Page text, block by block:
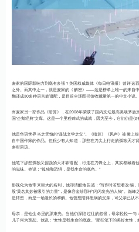
麦家的国际影响力到底有多强？英国权威媒体《每日电讯报》曾评选
之外。而其中之一，就是麦家的《解密》——这是榜单上唯一的来自
翻译成30多种语言靠谱配，是目前全球图书馆收藏量第一的中文小说。
而麦家另一部作品《暗算》，在2008年荣获了国内文坛最高奖项茅
国“企鹅经典”文库。这是一个里程碑式的成就，因为至今，它们仍是仅
他是华语世界当之无愧的“谍战文学之父”。《暗算》《风声》被搬
自中国作家的作品。但很少有人知道，那些在刀尖上行走的孤独天
乡村男孩。
他笔下那些孤独又倔强的天才靠谱配，行走在刀锋之上，其实都藏
的滋味。他说：“孤独和恐惧，是我生命的底色。”
影视化为他带来巨大的名利，他却清醒地告诫：“写作时若想着改编
股“莫名其妙被吸引的力量”，是像容金珍那样“闪闪发光的人物”。巅
是转型，而是一场漫长的和解。他曾想陪伴患病的父亲，可父亲已认
母亲，是他生命里的那束光。当他仍深陷过往的怨恨，母亲轻轻一句
儿子何为宽恕。他说：“女性是我生命的底盘。”那些笔下的美好女性